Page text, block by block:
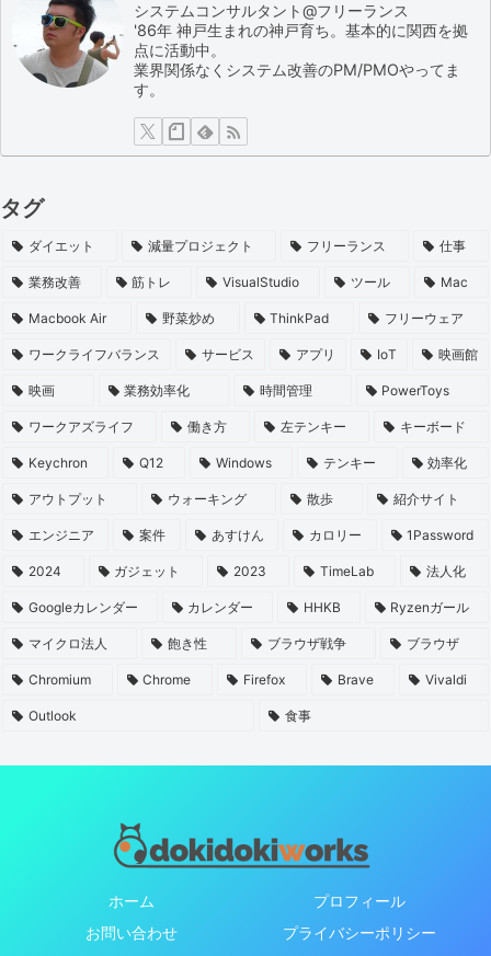
システムコンサルタント@フリーランス
'86年 神戸生まれの神戸育ち。基本的に関西を拠
点に活動中。
業界関係なくシステム改善のPM/PMOやってま
す。
タグ
ダイエット 減量プロジェクト フリーランス 仕事
業務改善 筋トレ VisualStudio ツール Mac
Macbook Air 野菜炒め ThinkPad フリーウェア
ワークライフバランス サービス アプリ IoT 映画館
映画 業務効率化 時間管理 PowerToys
ワークアズライフ 働き方 左テンキー キーボード
Keychron Q12 Windows テンキー 効率化
アウトプット ウォーキング 散歩 紹介サイト
エンジニア 案件 あすけん カロリー 1Password
2024 ガジェット 2023 TimeLab 法人化
Googleカレンダー カレンダー HHKB Ryzenガール
マイクロ法人 飽き性 ブラウザ戦争 ブラウザ
Chromium Chrome Firefox Brave Vivaldi
Outlook 食事
ホーム
プロフィール
お問い合わせ
プライバシーポリシー